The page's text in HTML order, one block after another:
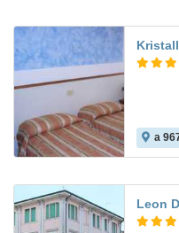
Kristall
a
Leon